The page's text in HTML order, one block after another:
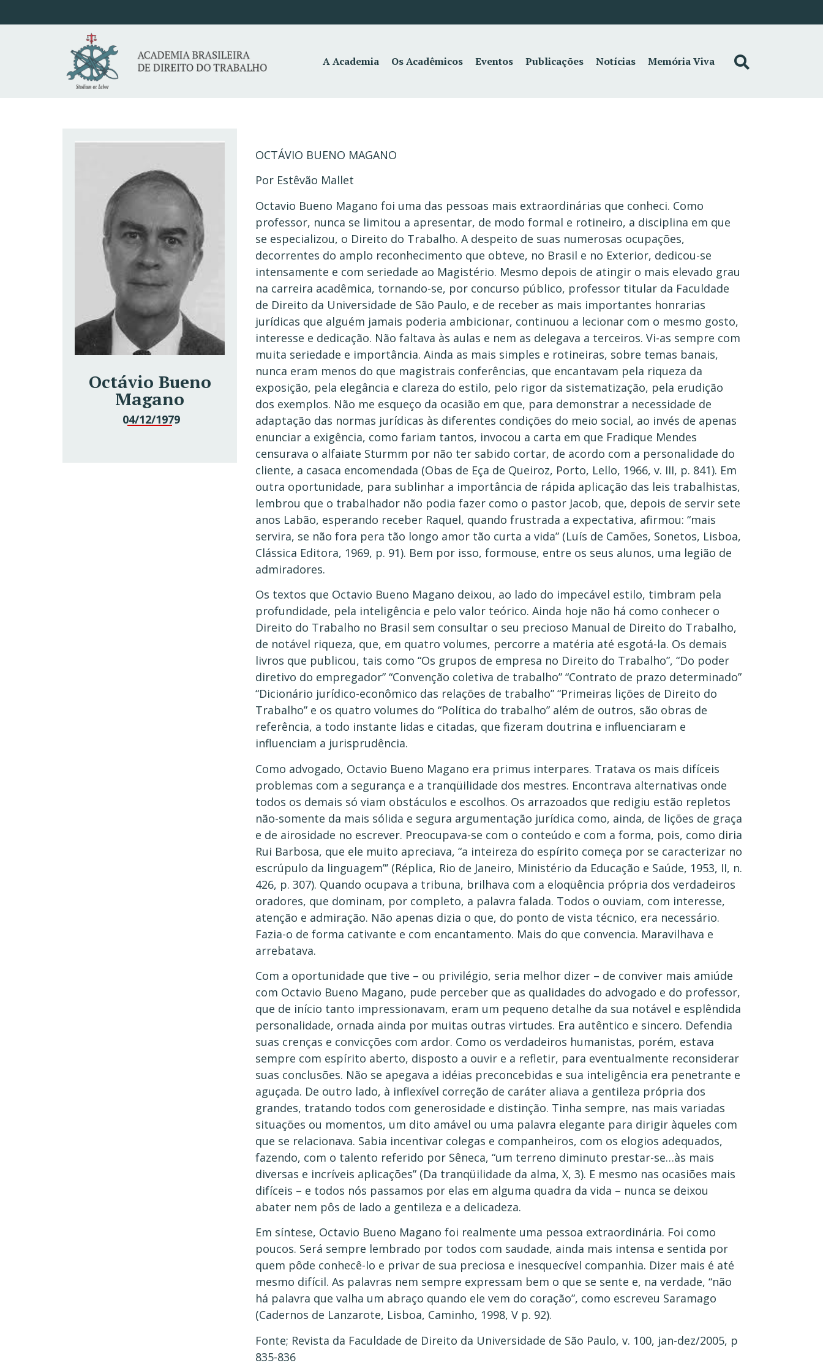
A Academia Os Acadêmicos Eventos Publicações Notícias Memória Viva
Octávio Bueno
Magano
04/12/1979
OCTÁVIO BUENO MAGANO
Por Estêvão Mallet
Octavio Bueno Magano foi uma das pessoas mais extraordinárias que conheci. Como
professor, nunca se limitou a apresentar, de modo formal e rotineiro, a disciplina em que
se especializou, o Direito do Trabalho. A despeito de suas numerosas ocupações,
decorrentes do amplo reconhecimento que obteve, no Brasil e no Exterior, dedicou-se
intensamente e com seriedade ao Magistério. Mesmo depois de atingir o mais elevado grau
na carreira acadêmica, tornando-se, por concurso público, professor titular da Faculdade
de Direito da Universidade de São Paulo, e de receber as mais importantes honrarias
jurídicas que alguém jamais poderia ambicionar, continuou a lecionar com o mesmo gosto,
interesse e dedicação. Não faltava às aulas e nem as delegava a terceiros. Vi-as sempre com
muita seriedade e importância. Ainda as mais simples e rotineiras, sobre temas banais,
nunca eram menos do que magistrais conferências, que encantavam pela riqueza da
exposição, pela elegância e clareza do estilo, pelo rigor da sistematização, pela erudição
dos exemplos. Não me esqueço da ocasião em que, para demonstrar a necessidade de
adaptação das normas jurídicas às diferentes condições do meio social, ao invés de apenas
enunciar a exigência, como fariam tantos, invocou a carta em que Fradique Mendes
censurava o alfaiate Sturmm por não ter sabido cortar, de acordo com a personalidade do
cliente, a casaca encomendada (Obas de Eça de Queiroz, Porto, Lello, 1966, v. III, p. 841). Em
outra oportunidade, para sublinhar a importância de rápida aplicação das leis trabalhistas,
lembrou que o trabalhador não podia fazer como o pastor Jacob, que, depois de servir sete
anos Labão, esperando receber Raquel, quando frustrada a expectativa, afirmou: “mais
servira, se não fora pera tão longo amor tão curta a vida” (Luís de Camões, Sonetos, Lisboa,
Clássica Editora, 1969, p. 91). Bem por isso, formouse, entre os seus alunos, uma legião de
admiradores.
Os textos que Octavio Bueno Magano deixou, ao lado do impecável estilo, timbram pela
profundidade, pela inteligência e pelo valor teórico. Ainda hoje não há como conhecer o
Direito do Trabalho no Brasil sem consultar o seu precioso Manual de Direito do Trabalho,
de notável riqueza, que, em quatro volumes, percorre a matéria até esgotá-la. Os demais
livros que publicou, tais como “Os grupos de empresa no Direito do Trabalho”, “Do poder
diretivo do empregador” “Convenção coletiva de trabalho” “Contrato de prazo determinado”
“Dicionário jurídico-econômico das relações de trabalho” “Primeiras lições de Direito do
Trabalho” e os quatro volumes do “Política do trabalho” além de outros, são obras de
referência, a todo instante lidas e citadas, que fizeram doutrina e influenciaram e
influenciam a jurisprudência.
Como advogado, Octavio Bueno Magano era primus interpares. Tratava os mais difíceis
problemas com a segurança e a tranqüilidade dos mestres. Encontrava alternativas onde
todos os demais só viam obstáculos e escolhos. Os arrazoados que redigiu estão repletos
não-somente da mais sólida e segura argumentação jurídica como, ainda, de lições de graça
e de airosidade no escrever. Preocupava-se com o conteúdo e com a forma, pois, como diria
Rui Barbosa, que ele muito apreciava, “a inteireza do espírito começa por se caracterizar no
escrúpulo da linguagem”’ (Réplica, Rio de Janeiro, Ministério da Educação e Saúde, 1953, II, n.
426, p. 307). Quando ocupava a tribuna, brilhava com a eloqüência própria dos verdadeiros
oradores, que dominam, por completo, a palavra falada. Todos o ouviam, com interesse,
atenção e admiração. Não apenas dizia o que, do ponto de vista técnico, era necessário.
Fazia-o de forma cativante e com encantamento. Mais do que convencia. Maravilhava e
arrebatava.
Com a oportunidade que tive – ou privilégio, seria melhor dizer – de conviver mais amiúde
com Octavio Bueno Magano, pude perceber que as qualidades do advogado e do professor,
que de início tanto impressionavam, eram um pequeno detalhe da sua notável e esplêndida
personalidade, ornada ainda por muitas outras virtudes. Era autêntico e sincero. Defendia
suas crenças e convicções com ardor. Como os verdadeiros humanistas, porém, estava
sempre com espírito aberto, disposto a ouvir e a refletir, para eventualmente reconsiderar
suas conclusões. Não se apegava a idéias preconcebidas e sua inteligência era penetrante e
aguçada. De outro lado, à inflexível correção de caráter aliava a gentileza própria dos
grandes, tratando todos com generosidade e distinção. Tinha sempre, nas mais variadas
situações ou momentos, um dito amável ou uma palavra elegante para dirigir àqueles com
que se relacionava. Sabia incentivar colegas e companheiros, com os elogios adequados,
fazendo, com o talento referido por Sêneca, “um terreno diminuto prestar-se…às mais
diversas e incríveis aplicações” (Da tranqüilidade da alma, X, 3). E mesmo nas ocasiões mais
difíceis – e todos nós passamos por elas em alguma quadra da vida – nunca se deixou
abater nem pôs de lado a gentileza e a delicadeza.
Em síntese, Octavio Bueno Magano foi realmente uma pessoa extraordinária. Foi como
poucos. Será sempre lembrado por todos com saudade, ainda mais intensa e sentida por
quem pôde conhecê-lo e privar de sua preciosa e inesquecível companhia. Dizer mais é até
mesmo difícil. As palavras nem sempre expressam bem o que se sente e, na verdade, “não
há palavra que valha um abraço quando ele vem do coração”, como escreveu Saramago
(Cadernos de Lanzarote, Lisboa, Caminho, 1998, V p. 92).
Fonte; Revista da Faculdade de Direito da Universidade de São Paulo, v. 100, jan-dez/2005, p
835-836